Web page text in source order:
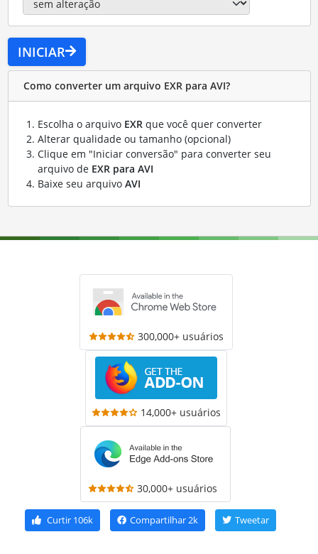
INICIAR
Como converter um arquivo EXR para AVI?
Escolha o arquivo EXRque você quer converter
Alterar qualidade ou tamanho (opcional)
Clique em "Iniciar conversão" para converter seu
arquivo de EXR para AVI
Baixe seu arquivo AVI
300,000+ usuários
14,000+ usuários
30,000+ usuários
Curtir 106k Compartilhar2k Tweetar